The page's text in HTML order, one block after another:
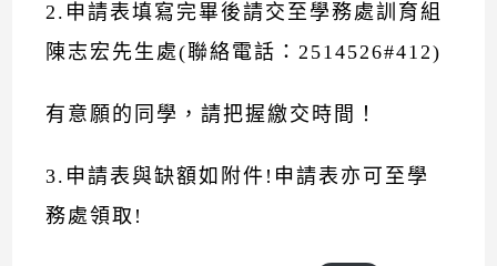
2.申請表填寫完畢後請交至學務處訓育組
陳志宏先生處(聯絡電話：2514526#412)
有意願的同學，請把握繳交時間！
3.申請表與缺額如附件!申請表亦可至學
務處領取!